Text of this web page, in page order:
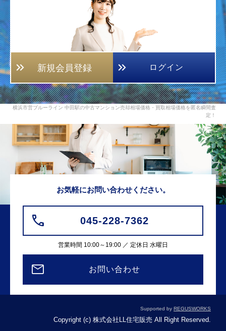
新規会員登録 ログイン
横浜市営ブルーライン 中田駅の中古マンション売却相場価格・買取相場価格を匿名瞬間査
定！
お気軽にお問い合わせください。
045-228-7362
営業時間 10:00～19:00 ／ 定休日 水曜日
お問い合わせ
Supported by REGUSWORKS
Copyright (c) 株式会社LL住宅販売 All Right Reserved.